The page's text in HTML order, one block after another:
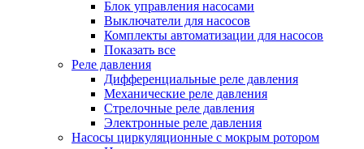
Блок управления насосами
Выключатели для насосов
Комплекты автоматизации для насосов
Показать все
Реле давления
Дифференциальные реле давления
Механические реле давления
Стрелочные реле давления
Электронные реле давления
Насосы циркуляционные с мокрым ротором